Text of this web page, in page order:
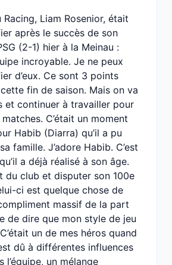
Racing, Liam Rosenior, était
après le succès de son
(2-1) hier à la Meinau :
incroyable. Je ne peux
d’eux. Ce sont 3 points
fin de saison. Mais on va
et continuer à travailler pour
C’était un moment
Habib (Diarra) qu’il a pu
famille. J’adore Habib. C’est
a déjà réalisé à son âge.
du club et disputer son 100e
ci est quelque chose de
massif de la part
de dire que mon style de jeu
un de mes héros quand
dû à différentes influences
l’équipe, un mélange